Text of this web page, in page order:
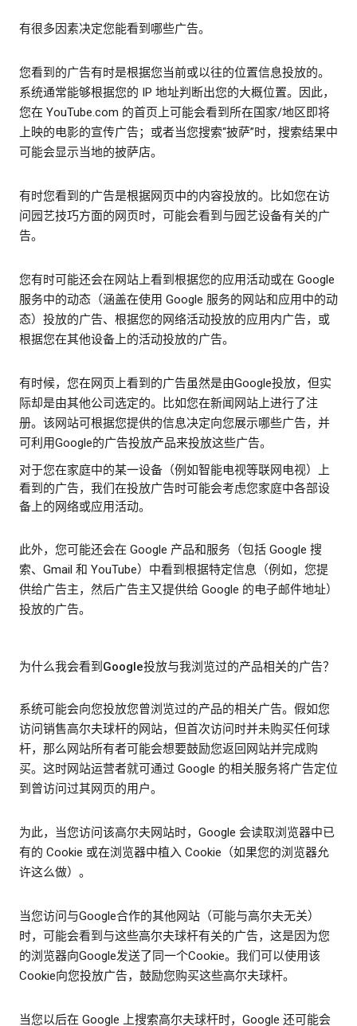
有很多因素决定您能看到哪些广告。
您看到的广告有时是根据您当前或以往的位置信息投放的。
系统通常能够根据您的 IP 地址判断出您的大概位置。因此，
您在 YouTube.com 的首页上可能会看到所在国家/地区即将
上映的电影的宣传广告；或者当您搜索“披萨”时，搜索结果中
可能会显示当地的披萨店。
有时您看到的广告是根据网页中的内容投放的。比如您在访
问园艺技巧方面的网页时，可能会看到与园艺设备有关的广
告。
您有时可能还会在网站上看到根据您的应用活动或在 Google
服务中的动态（涵盖在使用 Google 服务的网站和应用中的动
态）投放的广告、根据您的网络活动投放的应用内广告，或
根据您在其他设备上的活动投放的广告。
有时候，您在网页上看到的广告虽然是由Google投放，但实
际却是由其他公司选定的。比如您在新闻网站上进行了注
册。该网站可根据您提供的信息决定向您展示哪些广告，并
可利用Google的广告投放产品来投放这些广告。
对于您在家庭中的某一设备（例如智能电视等联网电视）上
看到的广告，我们在投放广告时可能会考虑您家庭中各部设
备上的网络或应用活动。
此外，您可能还会在 Google 产品和服务（包括 Google 搜
索、Gmail 和 YouTube）中看到根据特定信息（例如，您提
供给广告主，然后广告主又提供给 Google 的电子邮件地址）
投放的广告。
为什么我会看到Google投放与我浏览过的产品相关的广告？
系统可能会向您投放您曾浏览过的产品的相关广告。假如您
访问销售高尔夫球杆的网站，但首次访问时并未购买任何球
杆，那么网站所有者可能会想要鼓励您返回网站并完成购
买。这时网站运营者就可通过 Google 的相关服务将广告定位
到曾访问过其网页的用户。
为此，当您访问该高尔夫网站时，Google 会读取浏览器中已
有的 Cookie 或在浏览器中植入 Cookie（如果您的浏览器允
许这么做）。
当您访问与Google合作的其他网站（可能与高尔夫无关）
时，可能会看到与这些高尔夫球杆有关的广告，这是因为您
的浏览器向Google发送了同一个Cookie。我们可以使用该
Cookie向您投放广告，鼓励您购买这些高尔夫球杆。
当您以后在 Google 上搜索高尔夫球杆时，Google 还可能会